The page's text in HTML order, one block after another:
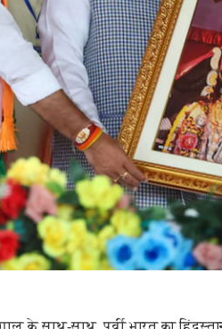
के साथ-साथ, पूर्वी भारत का